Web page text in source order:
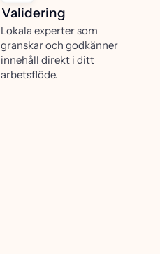
Validering
Lokala experter som
granskar och godkänner
innehåll direkt i ditt
arbetsflöde.